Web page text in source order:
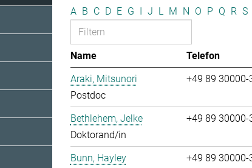
A B C D E G I J L M N O P Q R S
Name Telefon
Araki, Mitsunori
Postdoc
+49 89 30000-
Bethlehem, Jelke
Doktorand/in
+49 89 30000-
Bunn, Hayley
+49 89 30000-